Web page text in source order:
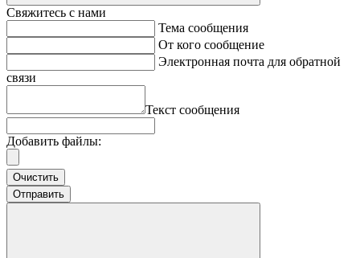
Свяжитесь с нами
Тема сообщения
От кого сообщение
Электронная почта для обратной
связи
Текст сообщения
Добавить файлы:
Очистить
Отправить